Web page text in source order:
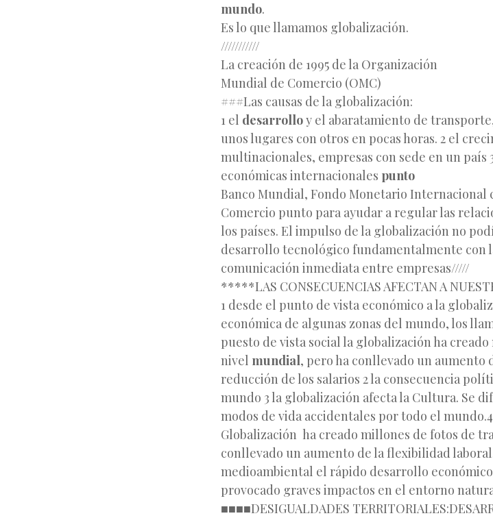
mundo.
Es lo que llamamos globalización.
///////////
La creación de 1995 de la Organización
Mundial de Comercio (OMC)
###Las causas de la globalización:
1 el desarrolloy el abaratamiento de
unos lugares con otros en pocas horas. 2 el
multinacionales, empresas con sede en un país
económicas internacionales punto
Banco Mundial, Fondo Monetario
Comercio punto para ayudar a regular las
los países. El impulso de la globalización no
desarrollo tecnológico fundamentalmente con
comunicación inmediata entre empresas/////
*****LAS CONSECUENCIAS AFECTAN A
1 desde el punto de vista económico a la
económica de algunas zonas del mundo, los
puesto de vista social la globalización ha
nivel mundial, pero ha conllevado un aumento
reducción de los salarios 2 la consecuencia
mundo 3 la globalización afecta la Cultura. Se
modos de vida accidentales por todo el
Globalización ha creado millones de fotos de
conllevado un aumento de la flexibilidad
medioambiental el rápido desarrollo
provocado graves impactos en el entorno
■■■■DESIGUALDADES